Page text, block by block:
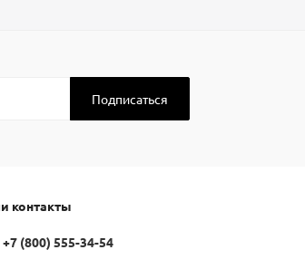
контакты
+7 (800) 555-34-54